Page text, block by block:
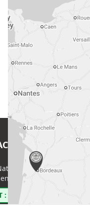
de l’Expertise (CNE)
Regnault, 75014 Paris
: 0800 00 80 89